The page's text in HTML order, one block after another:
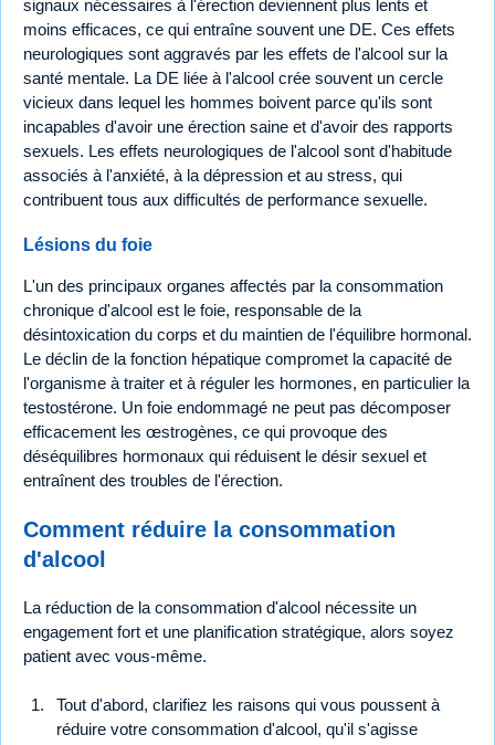
signaux nécessaires à l'érection deviennent plus lents et
moins efficaces, ce qui entraîne souvent une DE. Ces effets
neurologiques sont aggravés par les effets de l'alcool sur la
santé mentale. La DE liée à l'alcool crée souvent un cercle
vicieux dans lequel les hommes boivent parce qu'ils sont
incapables d'avoir une érection saine et d'avoir des rapports
sexuels. Les effets neurologiques de l'alcool sont d'habitude
associés à l'anxiété, à la dépression et au stress, qui
contribuent tous aux difficultés de performance sexuelle.
Lésions du foie
L'un des principaux organes affectés par la consommation
chronique d'alcool est le foie, responsable de la
désintoxication du corps et du maintien de l'équilibre hormonal.
Le déclin de la fonction hépatique compromet la capacité de
l'organisme à traiter et à réguler les hormones, en particulier la
testostérone. Un foie endommagé ne peut pas décomposer
efficacement les œstrogènes, ce qui provoque des
déséquilibres hormonaux qui réduisent le désir sexuel et
entraînent des troubles de l'érection.
Comment réduire la consommation
d'alcool
La réduction de la consommation d'alcool nécessite un
engagement fort et une planification stratégique, alors soyez
patient avec vous-même.
Tout d'abord, clarifiez les raisons qui vous poussent à
réduire votre consommation d'alcool, qu'il s'agisse